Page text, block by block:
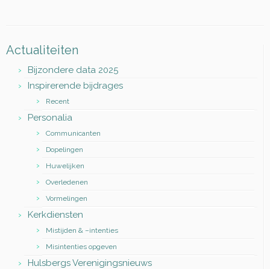
Actualiteiten
Bijzondere data 2025
Inspirerende bijdrages
Recent
Personalia
Communicanten
Dopelingen
Huwelijken
Overledenen
Vormelingen
Kerkdiensten
Mistijden & –intenties
Misintenties opgeven
Hulsbergs Verenigingsnieuws